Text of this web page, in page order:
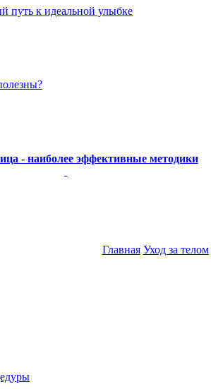
путь к идеальной улыбке
- наиболее эффективные методики
Главная Уход за телом